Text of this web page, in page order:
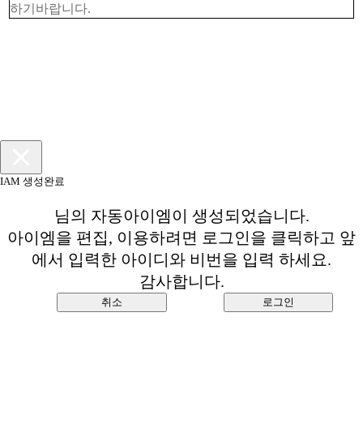
하기바랍니다.
IAM 생성완료
님의 자동아이엠이 생성되었습니다.
아이엠을 편집, 이용하려면 로그인을 클릭하고 앞
에서 입력한 아이디와 비번을 입력 하세요.
감사합니다.
취소 로그인